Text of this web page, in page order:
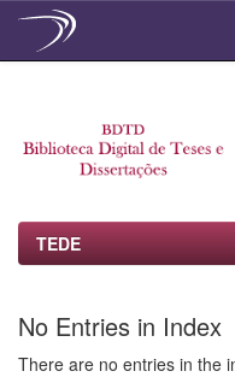
TEDE
No Entries in Index
There are no entries in the